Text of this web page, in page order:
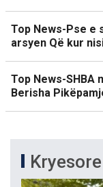
Top News-Pse e
arsyen Që kur
Top News-SHBA
Berisha
Kryesore